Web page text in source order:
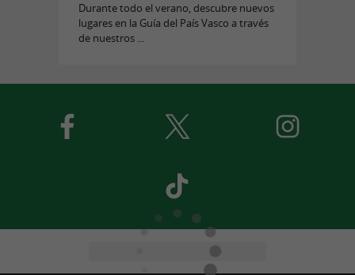
Durante todo el verano, descubre nuevos
lugares en la Guía del País Vasco a través
de nuestros ...